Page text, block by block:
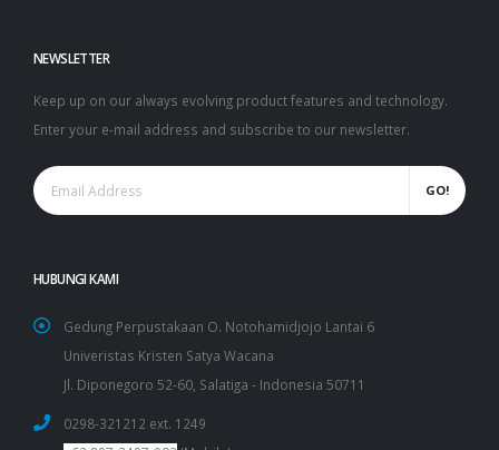
NEWSLETTER
Keep up on our always evolving product features and technology.
Enter your e-mail address and subscribe to our newsletter.
GO!
HUBUNGI KAMI
Gedung Perpustakaan O. Notohamidjojo Lantai 6
Univeristas Kristen Satya Wacana
Jl. Diponegoro 52-60, Salatiga - Indonesia 50711
0298-321212 ext. 1249